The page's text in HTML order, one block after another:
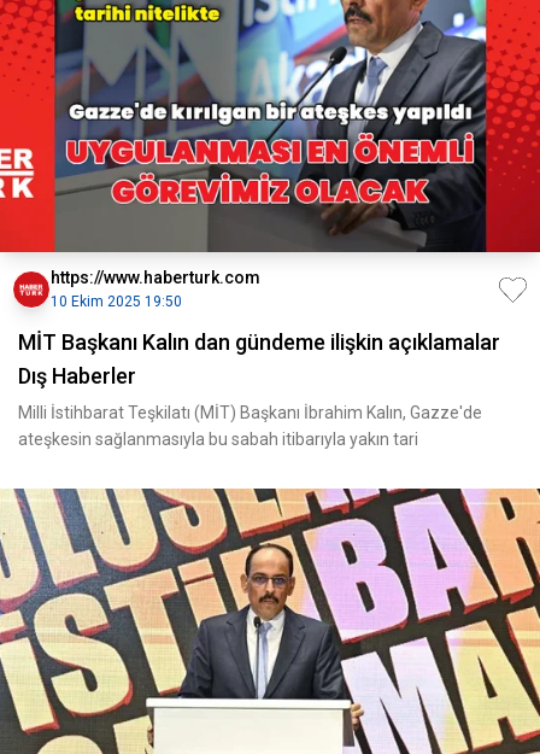
https://www.haberturk.com
10 Ekim 2025 19:50
MİT Başkanı Kalın dan gündeme ilişkin açıklamalar
Dış Haberler
Milli İstihbarat Teşkilatı (MİT) Başkanı İbrahim Kalın, Gazze'de
ateşkesin sağlanmasıyla bu sabah itibarıyla yakın tari